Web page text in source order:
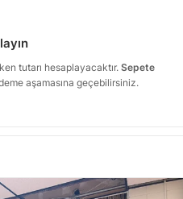
tutarı hesaplayacaktır. Sepete
aşamasına geçebilirsiniz.